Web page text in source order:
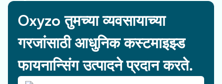
Oxyzo तुमच्या व्यवसायाच्या
गरजांसाठी आधुनिक कस्टमाइझ्ड
फायनान्सिंग उत्पादने प्रदान करते.